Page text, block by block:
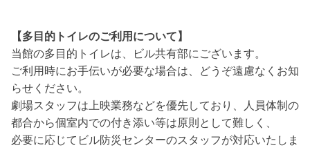
【多目的トイレのご利用について】
当館の多目的トイレは、ビル共有部にございます。
ご利用時にお手伝いが必要な場合は、どうぞ遠慮なくお知
らせください。
劇場スタッフは上映業務などを優先しており、人員体制の
都合から個室内での付き添い等は原則として難しく、
必要に応じてビル防災センターのスタッフが対応いたしま